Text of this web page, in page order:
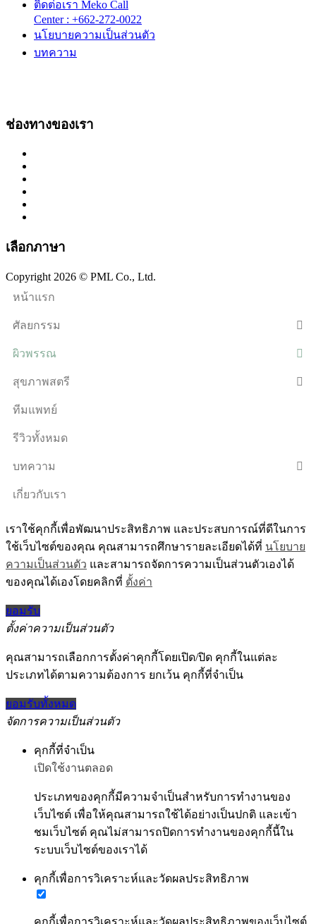
ติดต่อเรา Meko Call
Center : +662-272-0022
นโยบายความเป็นส่วนตัว
บทความ
ช่องทางของเรา
เลือกภาษา
Copyright 2026 © PML Co., Ltd.
หน้าแรก
ศัลยกรรม
ผิวพรรณ
สุขภาพสตรี
ทีมแพทย์
รีวิวทั้งหมด
บทความ
เกี่ยวกับเรา
เราใช้คุกกี้เพื่อพัฒนาประสิทธิภาพ และประสบการณ์ที่ดีในการ
ใช้เว็บไซต์ของคุณ คุณสามารถศึกษารายละเอียดได้ที่ นโยบาย
ความเป็นส่วนตัว และสามารถจัดการความเป็นส่วนตัวเองได้
ของคุณได้เองโดยคลิกที่ ตั้งค่า
ยอมรับ
ตั้งค่าความเป็นส่วนตัว
คุณสามารถเลือกการตั้งค่าคุกกี้โดยเปิด/ปิด คุกกี้ในแต่ละ
ประเภทได้ตามความต้องการ ยกเว้น คุกกี้ที่จำเป็น
ยอมรับทั้งหมด
จัดการความเป็นส่วนตัว
คุกกี้ที่จำเป็น
เปิดใช้งานตลอด
ประเภทของคุกกี้มีความจำเป็นสำหรับการทำงานของ
เว็บไซต์ เพื่อให้คุณสามารถใช้ได้อย่างเป็นปกติ และเข้า
ชมเว็บไซต์ คุณไม่สามารถปิดการทำงานของคุกกี้นี้ใน
ระบบเว็บไซต์ของเราได้
คุกกี้เพื่อการวิเคราะห์และวัดผลประสิทธิภาพ
คุกกี้เพื่อการวิเคราะห์และวัดผลประสิทธิภาพของเว็บไซต์